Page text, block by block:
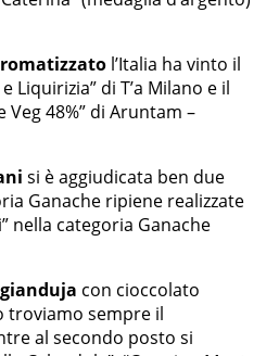
l’Italia ha vinto il
Liquirizia” di T’a Milano e il
48%” di Aruntam –
si è aggiudicata ben due
Ganache ripiene realizzate
nella categoria Ganache
con cioccolato
troviamo sempre il
al secondo posto si